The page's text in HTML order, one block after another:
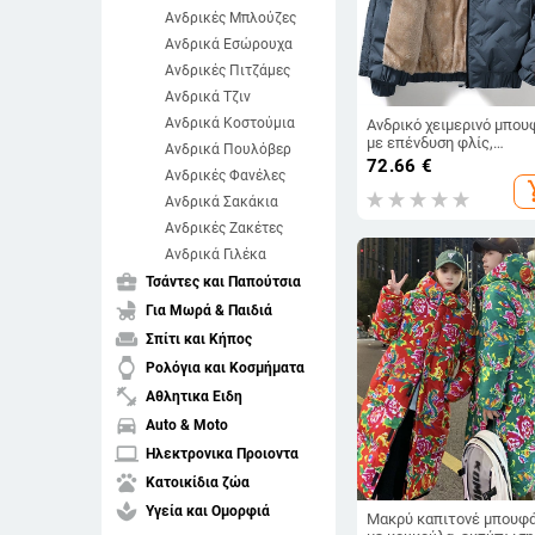
Ανδρικές Μπλούζες
Ανδρικά Εσώρουχα
Ανδρικές Πιτζάμες
Ανδρικά Τζιν
Ανδρικά Κοστούμια
Ανδρικά Πουλόβερ
Ανδρικές Φανέλες
Ανδρικά Σακάκια
Ανδρικές Ζακέτες
Ανδρικά Γιλέκα
business_center Τσάντες και Παπούτσια
child_friendly Για Μωρά & Παιδιά
weekend Σπίτι και Κήπος
watch Ρολόγια και Κοσμήματα
fitness_center Αθλητικα Ειδη
directions_car Auto & Moto
laptop Ηλεκτρονικα Προιοντα
pets Κατοικίδια ζώα
spa Υγεία και Ομορφιά
Ανδρικό χειμερινό
με επένδυση φλίς,
παχύτερο ύφασμα, με
φερμουάρ, μακριά
72.66 €
Μακρύ καπιτονέ